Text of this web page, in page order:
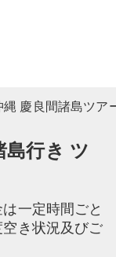
慶良間諸島ツア
島行き ツ
一定時間ごと
き状況及びご